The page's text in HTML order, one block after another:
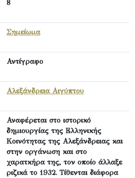
8
Σημείωμα
Αντίγραφο
Αλεξάνδρεια Αιγύπτου
Αναφέρεται στο ιστορικό
δημιουργίας της Ελληνικής
Κοινότητας της Αλεξάνδρειας και
στην οργάνωση και στο
χαρατκήρα της, τον οποίο άλλαξε
ριζικά το 1932. Τίθενται διάφορα